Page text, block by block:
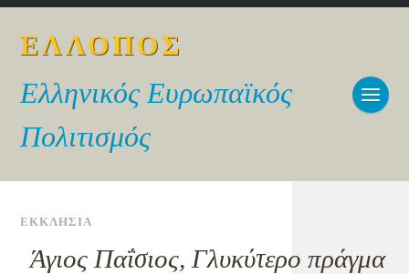
ΕΛΛΟΠΟΣ
Ελληνικός Ευρωπαϊκός
Πολιτισμός
ΕΚΚΛΗΣΙΑ
Άγιος Παΐσιος, Γλυκύτερο πράγμα